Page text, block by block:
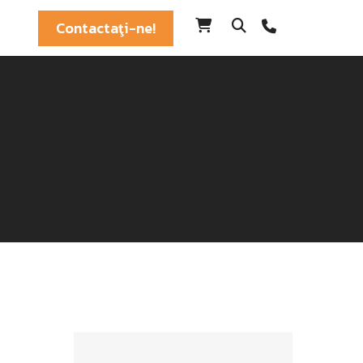
Contactaţi-ne!